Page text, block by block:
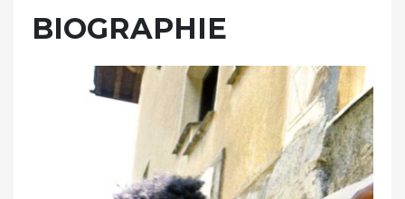
BIOGRAPHIE